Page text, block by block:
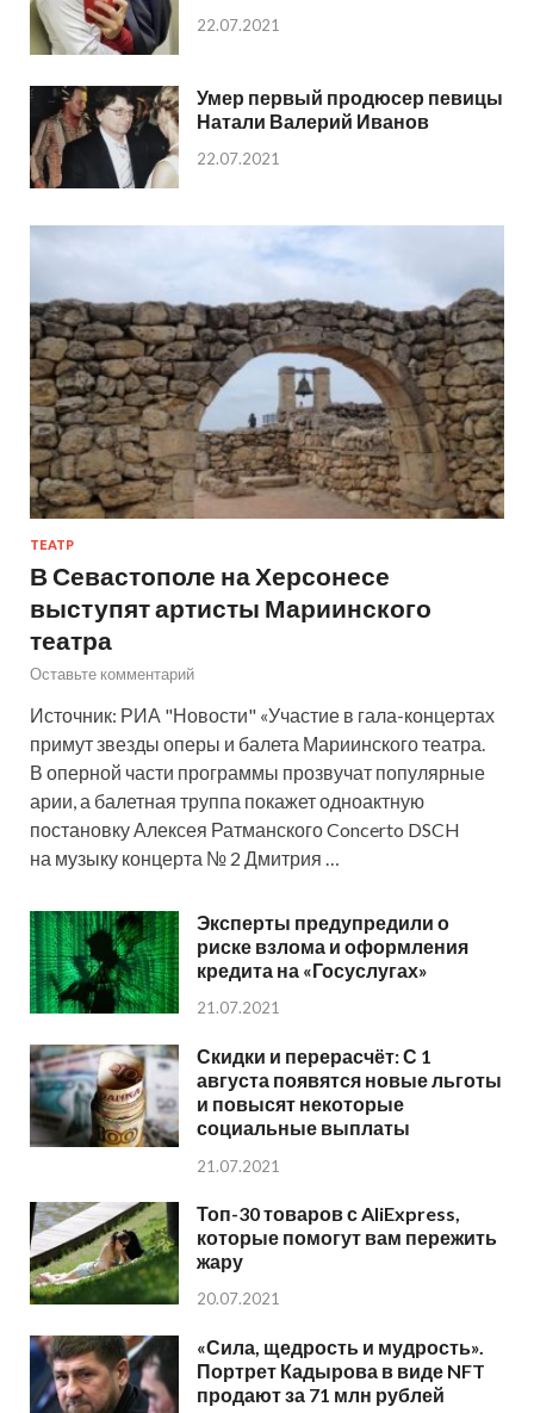
22.07.2021
Умер первый продюсер певицы
Натали Валерий Иванов
22.07.2021
ТЕАТР
В Севастополе на Херсонесе
выступят артисты Мариинского
театра
Оставьте комментарий
Источник: РИА "Новости" «Участие в гала-концертах
примут звезды оперы и балета Мариинского театра.
В оперной части программы прозвучат популярные
арии, а балетная труппа покажет одноактную
постановку Алексея Ратманского Concerto DSCH
на музыку концерта № 2 Дмитрия …
Эксперты предупредили о
риске взлома и оформления
кредита на «Госуслугах»
21.07.2021
Скидки и перерасчёт: С 1
августа появятся новые льготы
и повысят некоторые
социальные выплаты
21.07.2021
Топ-30 товаров с AliExpress,
которые помогут вам пережить
жару
20.07.2021
«Сила, щедрость и мудрость».
Портрет Кадырова в виде NFT
продают за 71 млн рублей